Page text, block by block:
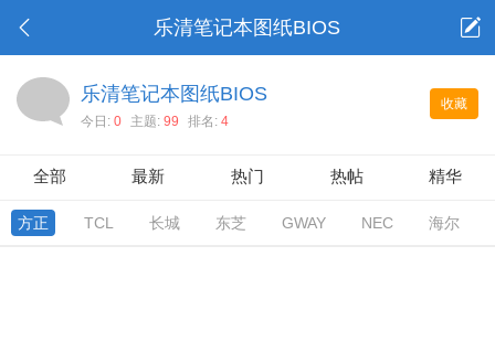
乐清笔记本图纸BIOS
收藏
乐清笔记本图纸BIOS
今日: 0 主题: 99 排名: 4
全部 最新 热门 热帖 精华
方正 TCL 长城 东芝 GWAY NEC 海尔